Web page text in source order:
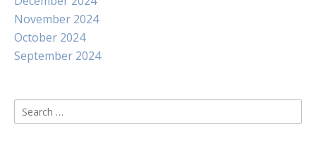
November 2024
October 2024
September 2024
Search
for: